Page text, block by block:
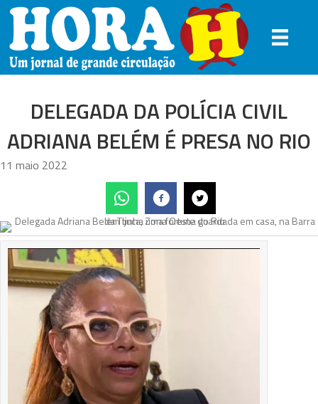
DELEGADA DA POLÍCIA CIVIL
ADRIANA BELÉM É PRESA NO RIO
11 maio 2022